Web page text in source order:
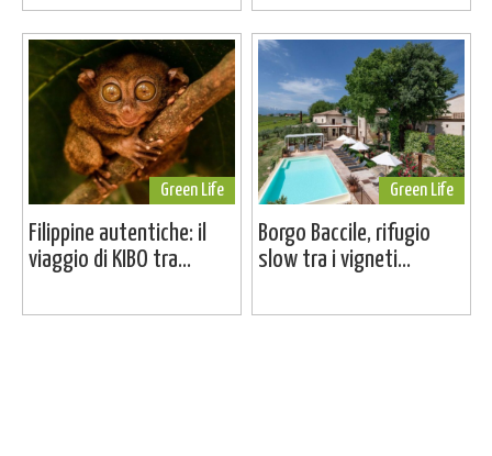
Green Life
Filippine autentiche: il
viaggio di KIBO tra...
Green Life
Borgo Baccile, rifugio
slow tra i vigneti...